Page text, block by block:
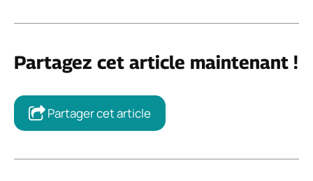
Partagez cet article maintenant !
Partager cet article